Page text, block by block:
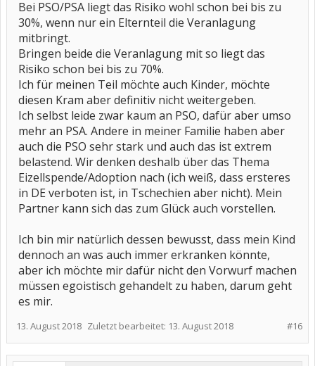
Bei PSO/PSA liegt das Risiko wohl schon bei bis zu
30%, wenn nur ein Elternteil die Veranlagung
mitbringt.
Bringen beide die Veranlagung mit so liegt das
Risiko schon bei bis zu 70%.
Ich für meinen Teil möchte auch Kinder, möchte
diesen Kram aber definitiv nicht weitergeben.
Ich selbst leide zwar kaum an PSO, dafür aber umso
mehr an PSA. Andere in meiner Familie haben aber
auch die PSO sehr stark und auch das ist extrem
belastend. Wir denken deshalb über das Thema
Eizellspende/Adoption nach (ich weiß, dass ersteres
in DE verboten ist, in Tschechien aber nicht). Mein
Partner kann sich das zum Glück auch vorstellen.
Ich bin mir natürlich dessen bewusst, dass mein Kind
dennoch an was auch immer erkranken könnte,
aber ich möchte mir dafür nicht den Vorwurf machen
müssen egoistisch gehandelt zu haben, darum geht
es mir.
#16
13. August 2018 Zuletzt bearbeitet: 13. August 2018